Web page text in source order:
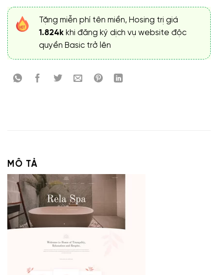
Tặng miễn phí tên miền, Hosing trị giá
1.824k khi đăng ký dịch vụ website độc
quyền Basic trở lên
MÔ TẢ